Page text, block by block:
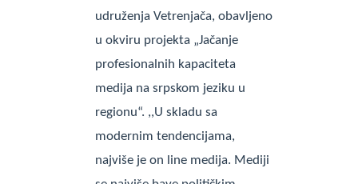
udruženja Vetrenjača, obavljeno
u okviru projekta „Jačanje
profesionalnih kapaciteta
medija na srpskom jeziku u
regionu“. ,,U skladu sa
modernim tendencijama,
najviše je on line medija. Mediji